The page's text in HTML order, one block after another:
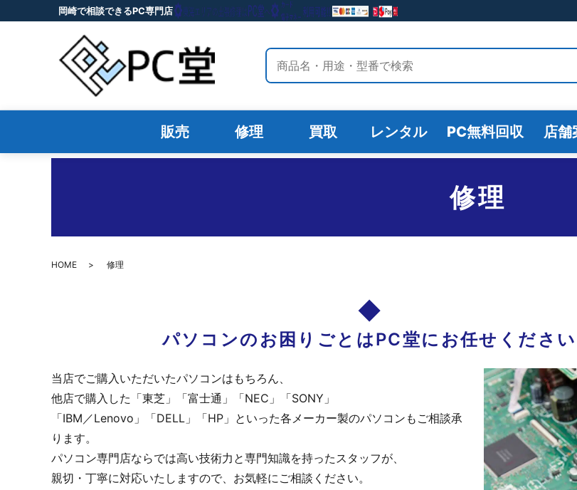
岡崎で相談できるPC専門店
サイト内検索
販売 修理 買取 レンタル PC無料回収 店舗
修理
HOME 修理
パソコンのお困りごとはPC堂にお任せください
当店でご購入いただいたパソコンはもちろん、
他店で購入した「東芝」「富士通」「NEC」「SONY」
「IBM／Lenovo」「DELL」「HP」といった各メーカー製のパソコンもご相談承
ります。
パソコン専門店ならでは高い技術力と専門知識を持ったスタッフが、
親切・丁寧に対応いたしますので、お気軽にご相談ください。